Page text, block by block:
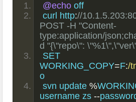
@echo off
curl http://
POST -H "Content-
type:application/
d "{\"repo\":
SET
WORKING_COPY=F:/
o
svn update %
username zs --